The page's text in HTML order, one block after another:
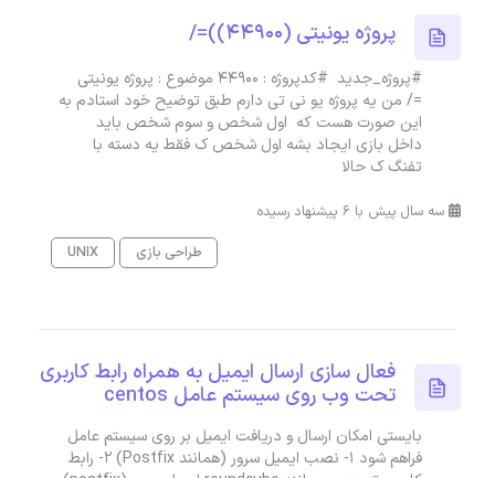
پروژه یونیتی (44900))=/
#پروژه_جدید #کدپروژه : 44900 موضوع : پروژه یونیتی
=/ من یه پروژه یو نی تی دارم طبق توضیح خود استادم به
این صورت هست که اول شخص و سوم شخص باید
داخل بازی ایجاد بشه اول شخص ک فقط یه دسته با
تفنگ ک حالا
سه سال پیش با 6 پیشنهاد رسیده
طراحی بازی
UNIX
فعال سازی ارسال ایمیل به همراه رابط کاربری
تحت وب روی سیستم عامل centos
بایستی امکان ارسال و دریافت ایمیل بر روی سیستم عامل
فراهم شود 1- نصب ایمیل سرور (همانند Postfix) 2- رابط